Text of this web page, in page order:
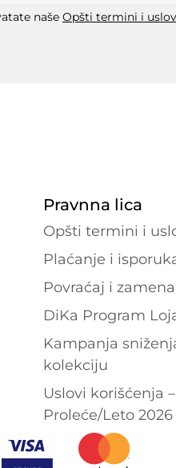
naše Opšti termini i
Pravnna lica
Opšti termini i
Plaćanje i
Povraćaj i zamena
DiKa Program
Kampanja
kolekciju
Uslovi korišćenja
Proleće/Leto 2026